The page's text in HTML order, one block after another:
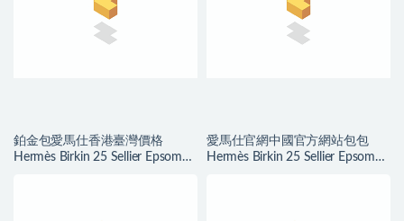
鉑金包愛馬仕香港臺灣價格
Hermès Birkin 25 Sellier Epsom
愛馬仕官網中國官方網站包包
Hermès Birkin 25 Sellier Epsom